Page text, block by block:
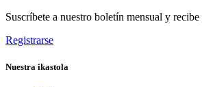
Suscríbete a nuestro boletín mensual y
Registrarse
Nuestra ikastola